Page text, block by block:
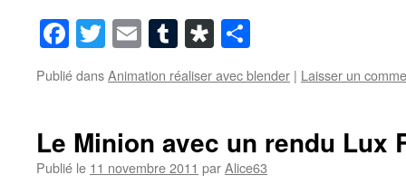
Facebook
Twitter
EmailTumblrDiaspora
Publié dansAnimation réaliser avec blender | Laisser un
Le Minion avec un rendu Lux
Publié le 11 novembre 2011 parAlice63